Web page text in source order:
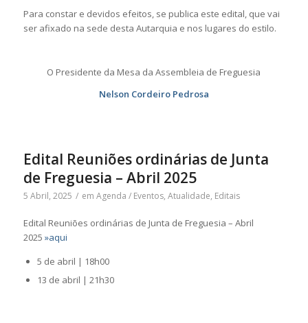
Para constar e devidos efeitos, se publica este edital, que vai
ser afixado na sede desta Autarquia e nos lugares do estilo.
O Presidente da Mesa da Assembleia de Freguesia
Nelson Cordeiro Pedrosa
Edital Reuniões ordinárias de Junta
de Freguesia – Abril 2025
5 Abril, 2025 / em Agenda / Eventos, Atualidade, Editais
Edital Reuniões ordinárias de Junta de Freguesia – Abril
2025 »aqui
5 de abril | 18h00
13 de abril | 21h30